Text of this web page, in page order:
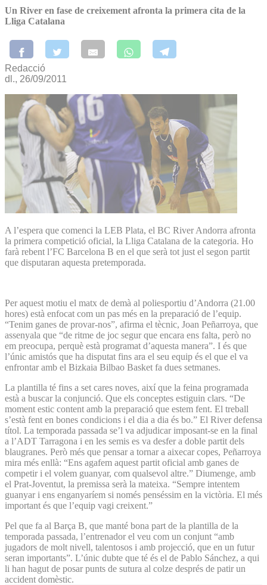
Un River en fase de creixement afronta la primera cita de la
Lliga Catalana
Redacció
dl., 26/09/2011
A l’espera que comenci la LEB Plata, el BC River Andorra afronta
la primera competició oficial, la Lliga Catalana de la categoria. Ho
farà rebent l’FC Barcelona B en el que serà tot just el segon partit
que disputaran aquesta pretemporada.
Per aquest motiu el matx de demà al poliesportiu d’Andorra (21.00
hores) està enfocat com un pas més en la preparació de l’equip.
“Tenim ganes de provar-nos”, afirma el tècnic, Joan Peñarroya, que
assenyala que “de ritme de joc segur que encara ens falta, però no
em preocupa, perquè està programat d’aquesta manera”. I és que
l’únic amistós que ha disputat fins ara el seu equip és el que el va
enfrontar amb el Bizkaia Bilbao Basket fa dues setmanes.
La plantilla té fins a set cares noves, així que la feina programada
està a buscar la conjunció. Que els conceptes estiguin clars. “De
moment estic content amb la preparació que estem fent. El treball
s’està fent en bones condicions i el dia a dia és bo.” El River defensa
títol. La temporada passada se’l va adjudicar imposant-se en la final
a l’ADT Tarragona i en les semis es va desfer a doble partit dels
blaugranes. Però més que pensar a tornar a aixecar copes, Peñar­roya
mira més enllà: “Ens agafem aquest partit oficial amb ganes de
competir i el volem guanyar, com qualsevol altre.” Diumenge, amb
el Prat-Joventut, la premissa serà la mateixa. “Sempre intentem
guanyar i ens enganyaríem si només penséssim en la victòria. El més
important és que l’equip vagi creixent.”
Pel que fa al Barça B, que manté bona part de la plantilla de la
temporada passada, l’entrenador el veu com un conjunt “amb
jugadors de molt nivell, talentosos i amb projecció, que en un futur
seran importants”. L’únic dubte que té és el de Pablo Sánchez, a qui
li han hagut de posar punts de sutura al colze després de patir un
accident domèstic.